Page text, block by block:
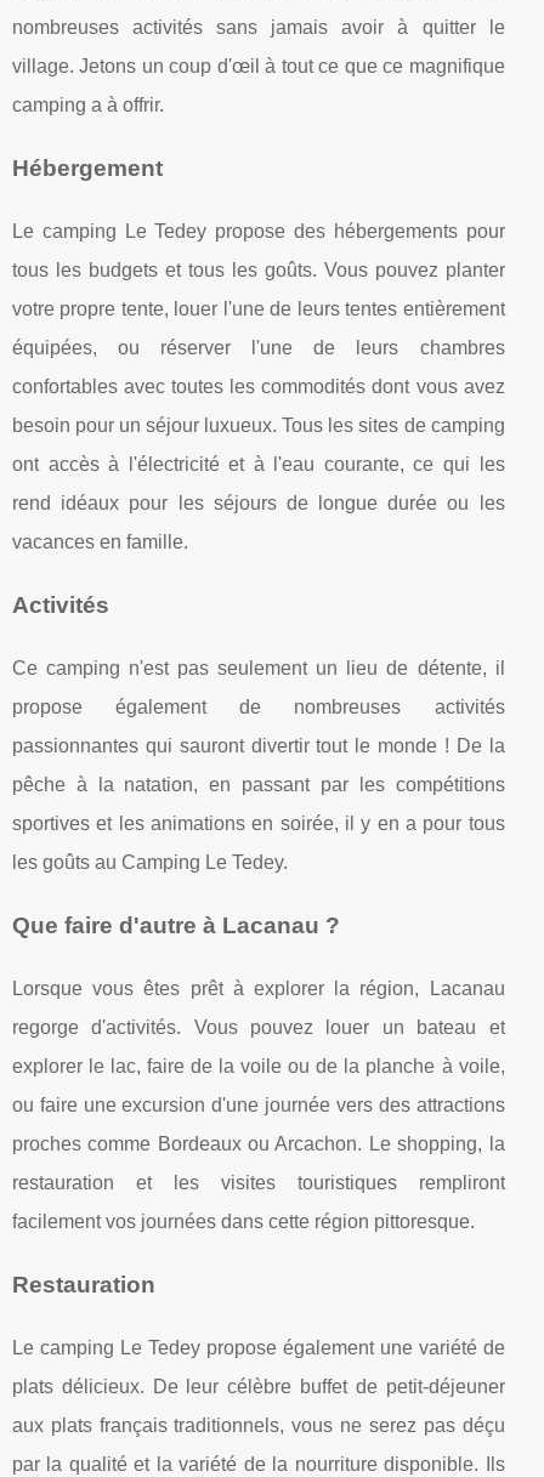
nombreuses activités sans jamais avoir à quitter le
village. Jetons un coup d'œil à tout ce que ce magnifique
camping a à offrir.
Hébergement
Le camping Le Tedey propose des hébergements pour
tous les budgets et tous les goûts. Vous pouvez planter
votre propre tente, louer l'une de leurs tentes entièrement
équipées, ou réserver l'une de leurs chambres
confortables avec toutes les commodités dont vous avez
besoin pour un séjour luxueux. Tous les sites de camping
ont accès à l'électricité et à l'eau courante, ce qui les
rend idéaux pour les séjours de longue durée ou les
vacances en famille.
Activités
Ce camping n'est pas seulement un lieu de détente, il
propose également de nombreuses activités
passionnantes qui sauront divertir tout le monde ! De la
pêche à la natation, en passant par les compétitions
sportives et les animations en soirée, il y en a pour tous
les goûts au Camping Le Tedey.
Que faire d'autre à Lacanau ?
Lorsque vous êtes prêt à explorer la région, Lacanau
regorge d'activités. Vous pouvez louer un bateau et
explorer le lac, faire de la voile ou de la planche à voile,
ou faire une excursion d'une journée vers des attractions
proches comme Bordeaux ou Arcachon. Le shopping, la
restauration et les visites touristiques rempliront
facilement vos journées dans cette région pittoresque.
Restauration
Le camping Le Tedey propose également une variété de
plats délicieux. De leur célèbre buffet de petit-déjeuner
aux plats français traditionnels, vous ne serez pas déçu
par la qualité et la variété de la nourriture disponible. Ils